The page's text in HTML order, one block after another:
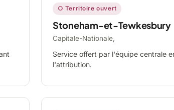
○ Territoire ouvert
Stoneham-et-Tewkesbury
Capitale-Nationale,
Service offert par l'équipe centrale
l'attribution.